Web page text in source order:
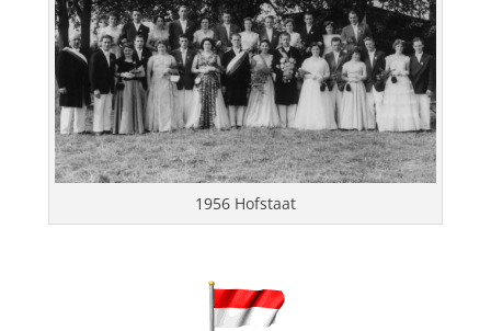
1956 Hofstaat